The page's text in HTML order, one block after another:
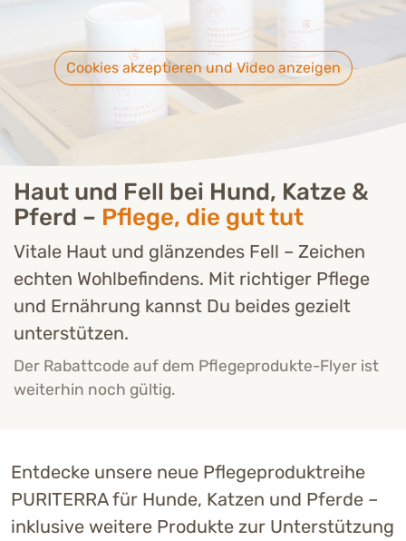
Cookies akzeptieren und Video anzeigen
Haut und Fell bei Hund, Katze &
Pferd – Pflege, die gut tut
Vitale Haut und glänzendes Fell – Zeichen
echten Wohlbefindens. Mit richtiger Pflege
und Ernährung kannst Du beides gezielt
unterstützen.
Der Rabattcode auf dem Pflegeprodukte-Flyer ist
weiterhin noch gültig.
Entdecke unsere neue Pflegeproduktreihe
PURITERRA für Hunde, Katzen und Pferde –
inklusive weitere Produkte zur Unterstützung